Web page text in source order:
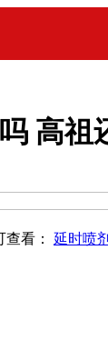
高祖
看： 延时喷